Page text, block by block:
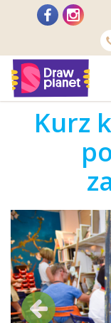
Kurz
Předchozí
Předchozí